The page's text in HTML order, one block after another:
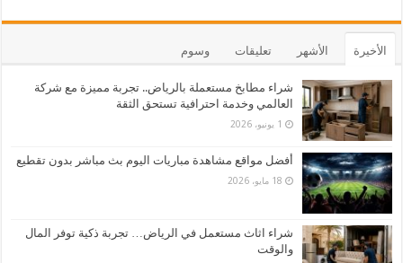
الأخيرة الأشهر تعليقات وسوم
شراء مطابخ مستعملة بالرياض.. تجربة مميزة مع شركة
العالمي وخدمة احترافية تستحق الثقة
1 يونيو، 2026
أفضل مواقع مشاهدة مباريات اليوم بث مباشر بدون تقطيع
18 مايو، 2026
شراء اثاث مستعمل في الرياض… تجربة ذكية توفر المال
والوقت